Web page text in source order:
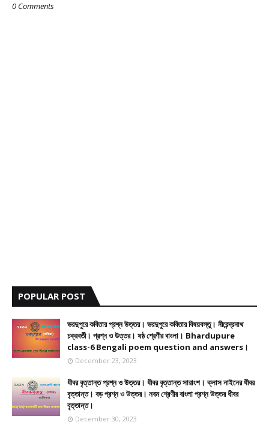
0 Comments
POPULAR POST
ভরদুপুরে কবিতার প্রশ্ন উত্তর। ভরদুপুরে কবিতার বিষয়বস্তু। নীরেন্দ্রনাথ
চক্রবর্তী। প্রশ্ন ও উত্তর। ষষ্ঠ শ্রেণীর বাংলা। Bhardupure
class-6 Bengali poem question and answers।
December 23, 2023
ধীবর বৃত্তান্ত প্রশ্ন ও উত্তর। ধীবর বৃত্তান্ত সারাংশ। ক্লাস নাইনের ধীবর
বৃত্তান্ত। বড় প্রশ্ন ও উত্তর। নবম শ্রেণীর বাংলা প্রশ্ন উত্তর ধীবর
বৃত্তান্ত।
December 30, 2023